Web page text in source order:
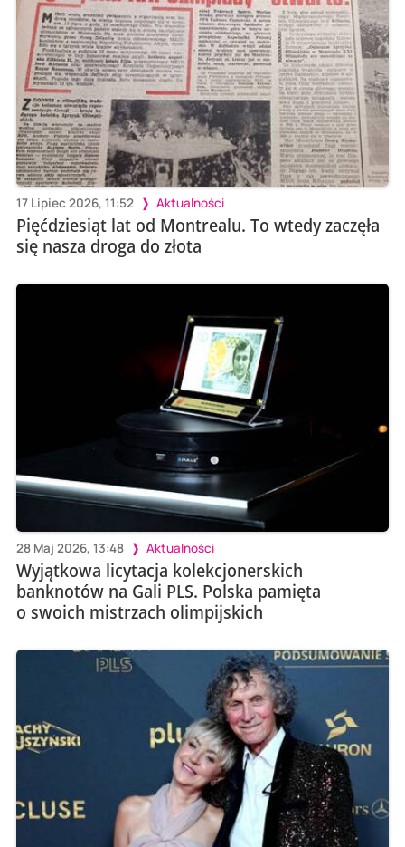
17 Lipiec 2026, 11:52 Aktualności
Pięćdziesiąt lat od Montrealu. To wtedy zaczęła
się nasza droga do złota
28 Maj 2026, 13:48 Aktualności
Wyjątkowa licytacja kolekcjonerskich
banknotów na Gali PLS. Polska pamięta
o swoich mistrzach olimpijskich